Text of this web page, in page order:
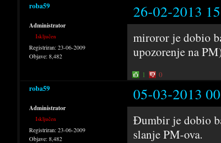
roba59 26-02-2013
Administrator
Isključen
Registriran:23-06-2009
Objave:8,482
miroror je dobio
upozorenje na
1 0
roba59 05-03-2013
Administrator
Isključen
Registriran:23-06-2009
Objave:8,482
Đumbir je dobio
slanje PM-ova.